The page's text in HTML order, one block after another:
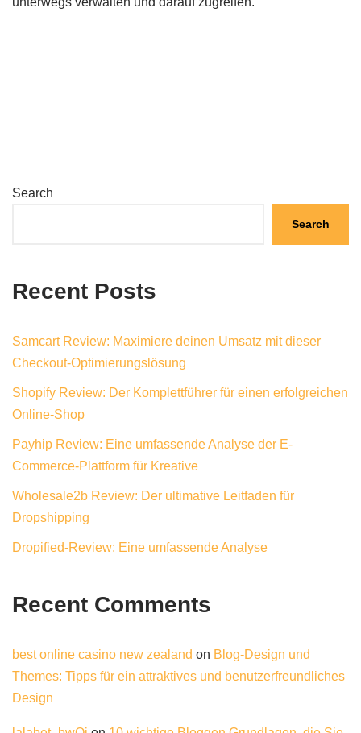
Search
Search
Recent Posts
Samcart Review: Maximiere deinen Umsatz mit dieser
Checkout-Optimierungslösung
Shopify Review: Der Komplettführer für einen erfolgreichen
Online-Shop
Payhip Review: Eine umfassende Analyse der E-
Commerce-Plattform für Kreative
Wholesale2b Review: Der ultimative Leitfaden für
Dropshipping
Dropified-Review: Eine umfassende Analyse
Recent Comments
best online casino new zealand on Blog-Design und
Themes: Tipps für ein attraktives und benutzerfreundliches
Design